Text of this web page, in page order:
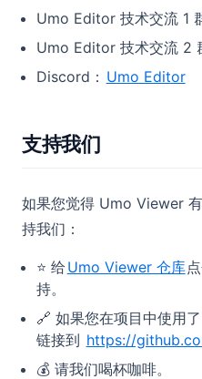
Umo Editor 技术交流 1
Umo Editor 技术交流 2
Discord： Umo Editor
支持我们
如果您觉得 Umo Viewer
持我们：
⭐ 给Umo Viewer 仓库
持。
🔗 如果您在项目中使用
链接到 https://
💰 请我们喝杯咖啡。